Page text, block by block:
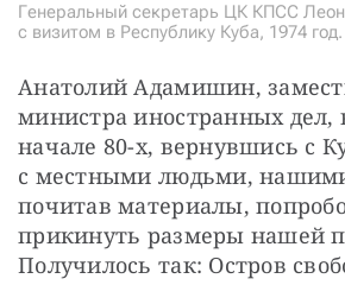
Генеральный секретарь ЦК КПСС
с визитом в Республику Куба, 1974
Анатолий Адамишин,
министра иностранных дел,
начале 80-х, вернувшись с
с местными людьми,
почитав материалы,
прикинуть размеры нашей
Получилось так: Остров